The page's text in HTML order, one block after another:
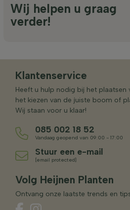
Wij helpen u graag
verder!
Klantenservice
Heeft u hulp nodig bij het plaatsen
het kiezen van de juiste boom of
Wij staan voor u klaar!
085 002 18 52
Vandaag geopend van 09:00 - 17:00
Stuur een e-mail
[email protected]
Volg Heijnen Planten
Ontvang onze laatste trends en